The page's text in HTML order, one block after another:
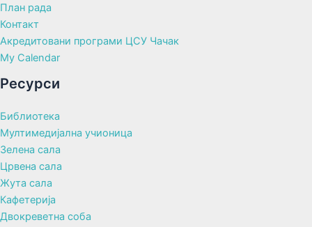
План рада
Контакт
Акредитовани програми ЦСУ Чачак
My Calendar
Ресурси
Библиотека
Мултимедијална учионица
Зелена сала
Црвена сала
Жута сала
Кафетерија
Двокреветна соба